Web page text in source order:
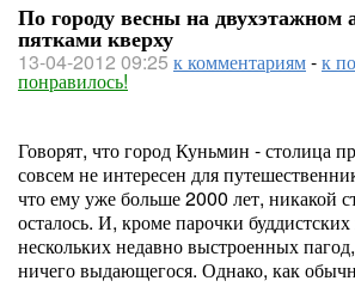
По городу весны на двухэтажном
пятками кверху
13-04-2012 09:25 к комментариям-к
понравилось!
Говорят, что город Куньмин - столица
совсем не интересен для
что ему уже больше 2000 лет, никакой
осталось. И, кроме парочки
нескольких недавно выстроенных
ничего выдающегося. Однако, как